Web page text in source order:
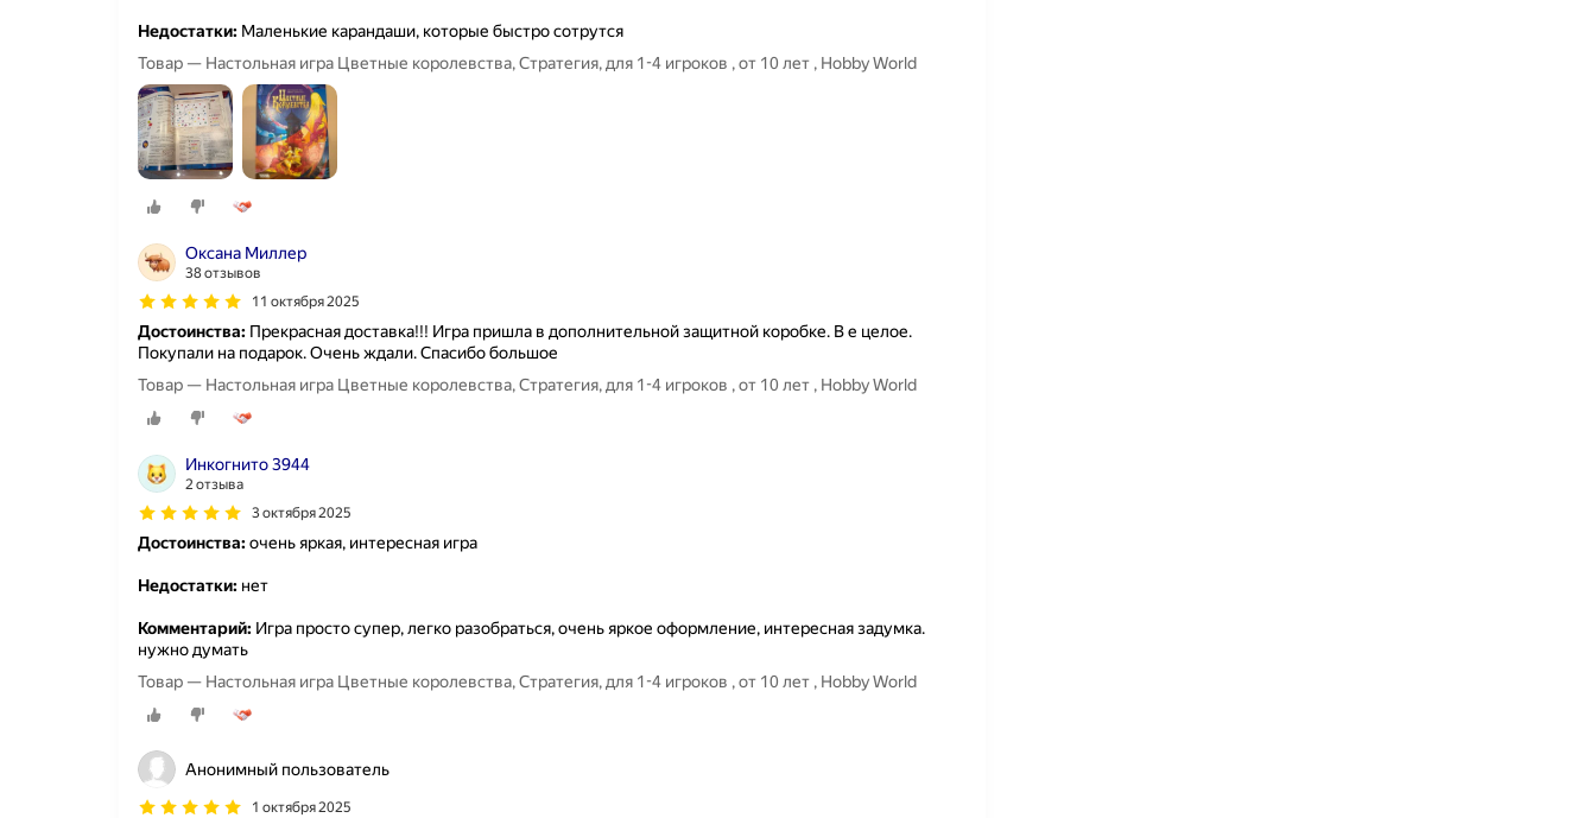
Недостатки: Маленькие карандаши, которые быстро сотрутся
Товар — Настольная игра Цветные королевства, Стратегия, для 1-4 игроков , от 10 лет , Hobby World
Оксана Миллер
38 отзывов
11 октября 2025
Достоинства: Прекрасная доставка!!! Игра пришла в дополнительной защитной коробке. В е целое.
Покупали на подарок. Очень ждали. Спасибо большое
Товар — Настольная игра Цветные королевства, Стратегия, для 1-4 игроков , от 10 лет , Hobby World
Инкогнито 3944
2 отзыва
3 октября 2025
Достоинства:очень яркая, интересная игра
Недостатки: нет
Комментарий: Игра просто супер, легко разобраться, очень яркое оформление, интересная задумка.
нужно думать
Товар — Настольная игра Цветные королевства, Стратегия, для 1-4 игроков , от 10 лет , Hobby World
Анонимный пользователь
1 октября 2025